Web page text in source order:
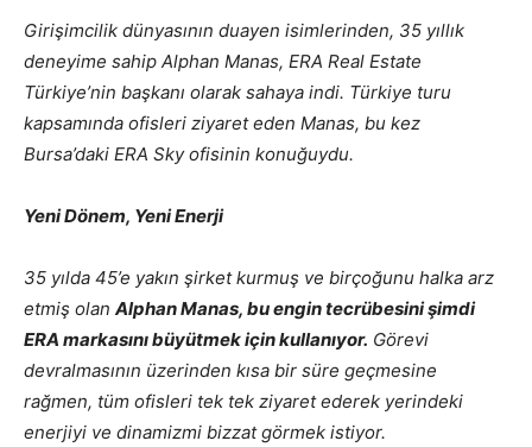
Girişimcilik dünyasının duayen isimlerinden, 35 yıllık
deneyime sahip Alphan Manas, ERA Real Estate
Türkiye’nin başkanı olarak sahaya indi. Türkiye turu
kapsamında ofisleri ziyaret eden Manas, bu kez
Bursa’daki ERA Sky ofisinin konuğuydu.
Yeni Dönem, Yeni Enerji
35 yılda 45’e yakın şirket kurmuş ve birçoğunu halka arz
etmiş olan Alphan Manas, bu engin tecrübesini şimdi
ERA markasını büyütmek için kullanıyor. Görevi
devralmasının üzerinden kısa bir süre geçmesine
rağmen, tüm ofisleri tek tek ziyaret ederek yerindeki
enerjiyi ve dinamizmi bizzat görmek istiyor.